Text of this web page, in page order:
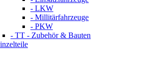
- LKW
- Millitärfahrzeuge
- PKW
- TT - Zubehör & Bauten